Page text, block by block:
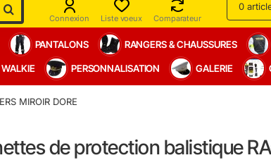
Connexion Liste voeux Comparateur
0
PANTALONS RANGERS & CHAUSSURES
PERSONNALISATION GALERIE
MIROIR DORE
de protection balistique